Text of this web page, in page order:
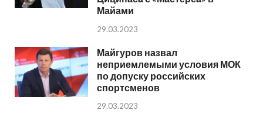
Майами
29.03.2023
Майгуров назвал
неприемлемыми условия МОК
по допуску российских
спортсменов
29.03.2023